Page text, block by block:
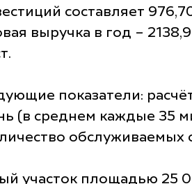
составляет
выручка в год –
показатели:
среднем каждые 35
обслуживаемых
участок площадью 25